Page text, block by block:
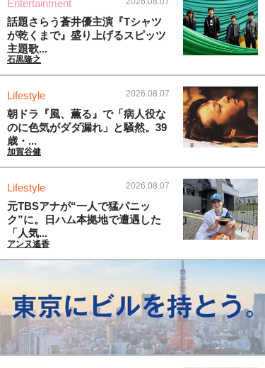
Entertainment
話題さらう蒼井優主演『Tシャツ
が乾くまで』盛り上げるスピッツ
主題歌...
石黒隆之
Lifestyle 2026.08.07
朝ドラ『風、薫る』で「病人役な
のに色気がダダ漏れ」と騒然。39
歳・...
加賀谷健
Lifestyle 2026.08.07
元TBSアナが“一人で猛パニッ
ク”に。日ハム本拠地で遭遇した
「人気...
アンヌ遙香